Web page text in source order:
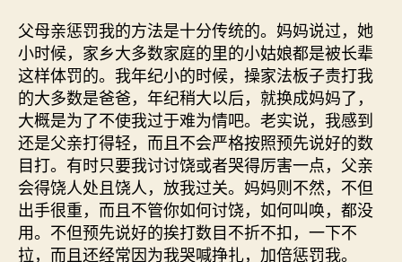
父母亲惩罚我的方法是十分传统的。妈妈说过，她
小时候，家乡大多数家庭的里的小姑娘都是被长辈
这样体罚的。我年纪小的时候，操家法板子责打我
的大多数是爸爸，年纪稍大以后，就换成妈妈了，
大概是为了不使我过于难为情吧。老实说，我感到
还是父亲打得轻，而且不会严格按照预先说好的数
目打。有时只要我讨讨饶或者哭得厉害一点，父亲
会得饶人处且饶人，放我过关。妈妈则不然，不但
出手很重，而且不管你如何讨饶，如何叫唤，都没
用。不但预先说好的挨打数目不折不扣，一下不
拉，而且还经常因为我哭喊挣扎，加倍惩罚我。